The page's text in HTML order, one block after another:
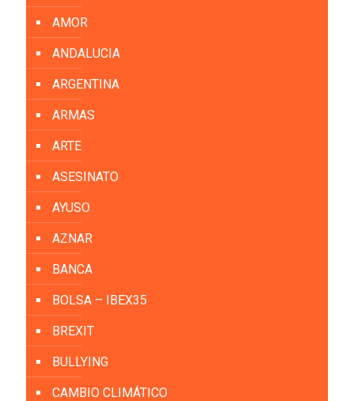
AMOR
ANDALUCIA
ARGENTINA
ARMAS
ARTE
ASESINATO
AYUSO
AZNAR
BANCA
BOLSA – IBEX35
BREXIT
BULLYING
CAMBIO CLIMÁTICO